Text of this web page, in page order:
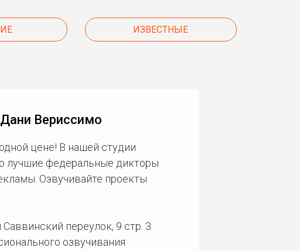
ИЗВЕСТНЫЕ
Вериссимо
цене! В нашей студии
лучшие федеральные дикторы
Озвучивайте проекты
переулок, 9 стр. 3.
озвучивания